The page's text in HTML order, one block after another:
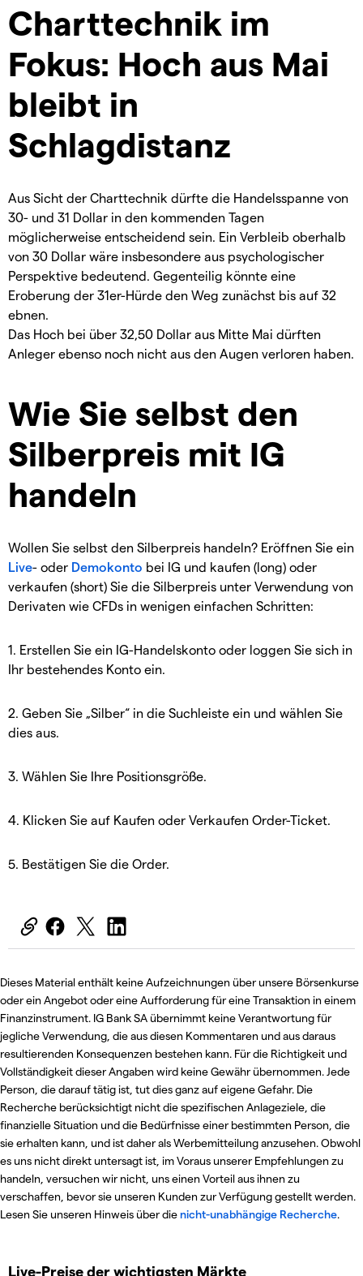
Charttechnik im
Fokus: Hoch aus Mai
bleibt in
Schlagdistanz
Aus Sicht der Charttechnik dürfte die Handelsspanne von
30- und 31 Dollar in den kommenden Tagen
möglicherweise entscheidend sein. Ein Verbleib oberhalb
von 30 Dollar wäre insbesondere aus psychologischer
Perspektive bedeutend. Gegenteilig könnte eine
Eroberung der 31er-Hürde den Weg zunächst bis auf 32
ebnen.
Das Hoch bei über 32,50 Dollar aus Mitte Mai dürften
Anleger ebenso noch nicht aus den Augen verloren haben.
Wie Sie selbst den
Silberpreis mit IG
handeln
Wollen Sie selbst den Silberpreis handeln? Eröffnen Sie ein
Live- oder Demokonto bei IG und kaufen (long) oder
verkaufen (short) Sie die Silberpreis unter Verwendung von
Derivaten wie CFDs in wenigen einfachen Schritten:
1. Erstellen Sie ein IG-Handelskonto oder loggen Sie sich in
Ihr bestehendes Konto ein.
2. Geben Sie „Silber“ in die Suchleiste ein und wählen Sie
dies aus.
3. Wählen Sie Ihre Positionsgröße.
4. Klicken Sie auf Kaufen oder Verkaufen Order-Ticket.
5. Bestätigen Sie die Order.
Dieses Material enthält keine Aufzeichnungen über unsere Börsenkurse
oder ein Angebot oder eine Aufforderung für eine Transaktion in einem
Finanzinstrument. IG Bank SA übernimmt keine Verantwortung für
jegliche Verwendung, die aus diesen Kommentaren und aus daraus
resultierenden Konsequenzen bestehen kann. Für die Richtigkeit und
Vollständigkeit dieser Angaben wird keine Gewähr übernommen. Jede
Person, die darauf tätig ist, tut dies ganz auf eigene Gefahr. Die
Recherche berücksichtigt nicht die spezifischen Anlageziele, die
finanzielle Situation und die Bedürfnisse einer bestimmten Person, die
sie erhalten kann, und ist daher als Werbemitteilung anzusehen. Obwohl
es uns nicht direkt untersagt ist, im Voraus unserer Empfehlungen zu
handeln, versuchen wir nicht, uns einen Vorteil aus ihnen zu
verschaffen, bevor sie unseren Kunden zur Verfügung gestellt werden.
Lesen Sie unseren Hinweis über dienicht-unabhängige Recherche.
Live-Preise der wichtigsten Märkte